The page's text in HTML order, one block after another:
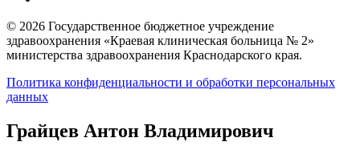
© 2026 Государственное бюджетное учреждение
здравоохранения «Краевая клиническая больница № 2»
министерства здравоохранения Краснодарского края.
Политика конфиденциальности и обработки персональных
данных
Грайцев Антон Владимирович